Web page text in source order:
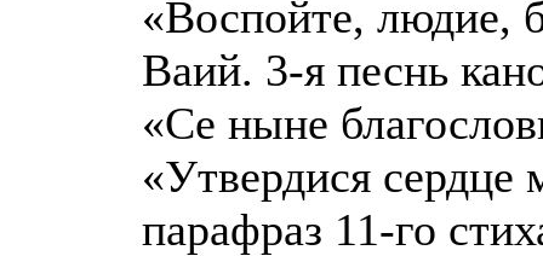
«Воспойте, людие,
Ваий. 3-я песнь
«Се ныне
«Утвердися
парафраз 11-го